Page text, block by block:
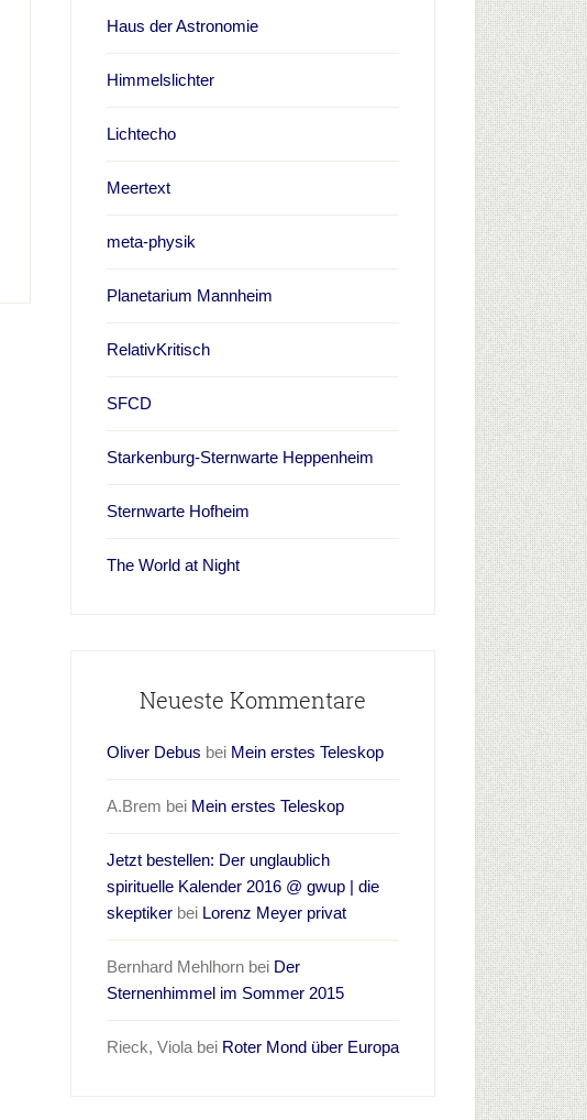
Haus der Astronomie
Himmelslichter
Lichtecho
Meertext
meta-physik
Planetarium Mannheim
RelativKritisch
SFCD
Starkenburg-Sternwarte Heppenheim
Sternwarte Hofheim
The World at Night
Neueste Kommentare
Oliver Debus bei Mein erstes Teleskop
A.Brem bei Mein erstes Teleskop
Jetzt bestellen: Der unglaublich
spirituelle Kalender 2016 @ gwup | die
skeptiker bei Lorenz Meyer privat
Bernhard Mehlhorn bei Der
Sternenhimmel im Sommer 2015
Rieck, Viola bei Roter Mond über Europa